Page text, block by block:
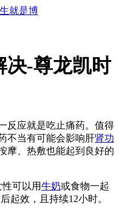
就是博
决-尊龙凯时
反应就是吃止痛药。值得
不当有可能会影响肝肾功
摩、热敷也能起到良好的
可以用牛奶或食物一起
起效，且持续12小时。